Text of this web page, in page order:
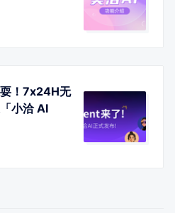
耍！7x24H无
小洽 AI